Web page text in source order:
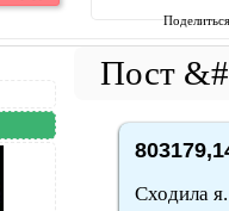
Сходила